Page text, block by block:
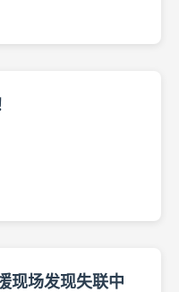
现场发现失联中